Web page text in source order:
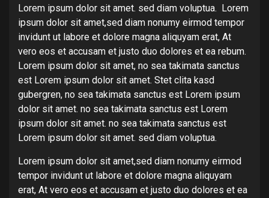
Lorem ipsum dolor sit amet. sed diam voluptua. Lorem
ipsum dolor sit amet,sed diam nonumy eirmod tempor
invidunt ut labore et dolore magna aliquyam erat, At
vero eos et accusam et justo duo dolores et ea rebum.
Lorem ipsum dolor sit amet, no sea takimata sanctus
est Lorem ipsum dolor sit amet. Stet clita kasd
gubergren, no sea takimata sanctus est Lorem ipsum
dolor sit amet. no sea takimata sanctus est Lorem
ipsum dolor sit amet. no sea takimata sanctus est
Lorem ipsum dolor sit amet. sed diam voluptua.
Lorem ipsum dolor sit amet,sed diam nonumy eirmod
tempor invidunt ut labore et dolore magna aliquyam
erat, At vero eos et accusam et justo duo dolores et ea